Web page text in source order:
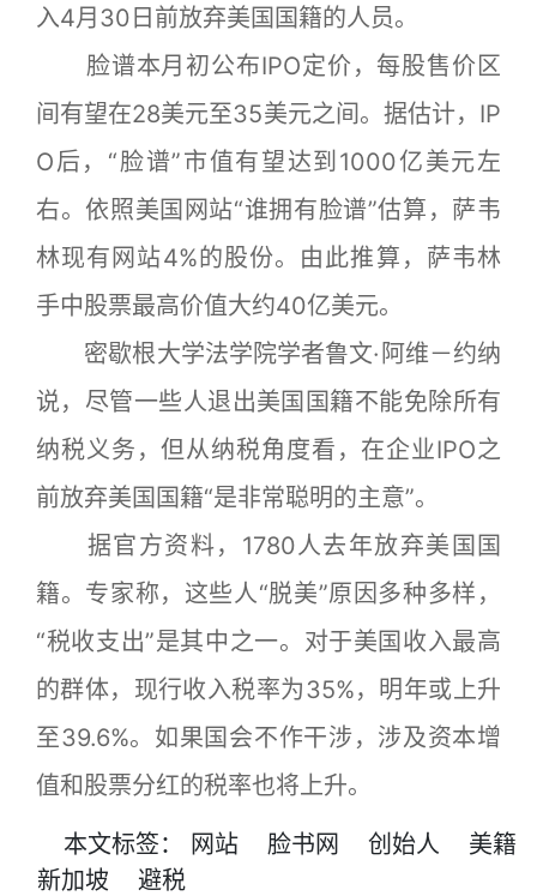
入4月30日前放弃美国国籍的人员。
脸谱本月初公布IPO定价，每股售价区
间有望在28美元至35美元之间。据估计，IP
O后，“脸谱”市值有望达到1000亿美元左
右。依照美国网站“谁拥有脸谱”估算，萨韦
林现有网站4%的股份。由此推算，萨韦林
手中股票最高价值大约40亿美元。
密歇根大学法学院学者鲁文·阿维－约纳
说，尽管一些人退出美国国籍不能免除所有
纳税义务，但从纳税角度看，在企业IPO之
前放弃美国国籍“是非常聪明的主意”。
据官方资料，1780人去年放弃美国国
籍。专家称，这些人“脱美”原因多种多样，
“税收支出”是其中之一。对于美国收入最高
的群体，现行收入税率为35%，明年或上升
至39.6%。如果国会不作干涉，涉及资本增
值和股票分红的税率也将上升。
本文标签： 网站 脸书网 创始人
美籍
新加坡
避税